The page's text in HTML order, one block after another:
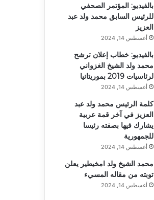
بالفيديو: المؤتمر الصحفي
للرئيس السابق محمد ولد عبد
العزيز
أغسطس 14, 2024
بالفيديو: خطاب إعلان ترشح
محمد ولد الشيخ الغزواني
لرئاسيات 2019 بموريتانيا
أغسطس 14, 2024
كلمة الرئيس محمد ولد عبد
العزيز في آخر قمة عربية
يشارك فيها بصفته رئيسا
للجمهورية
أغسطس 14, 2024
محمد الشيخ ولد امخيطير يعلن
توبته من مقاله المسيء
أغسطس 14, 2024